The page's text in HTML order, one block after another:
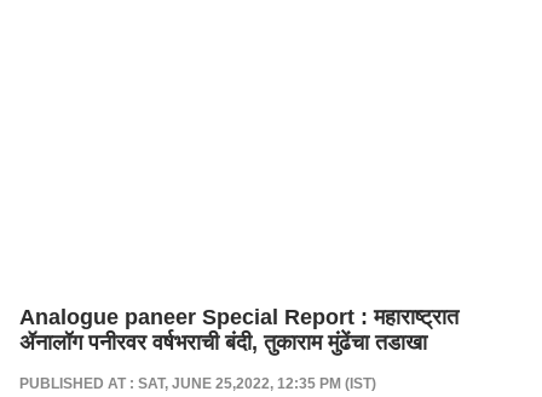
Analogue paneer Special Report : महाराष्ट्रात
ॲनालॉग पनीरवर वर्षभराची बंदी, तुकाराम मुंढेंचा तडाखा
PUBLISHED AT : SAT, JUNE 25,2022, 12:35 PM (IST)